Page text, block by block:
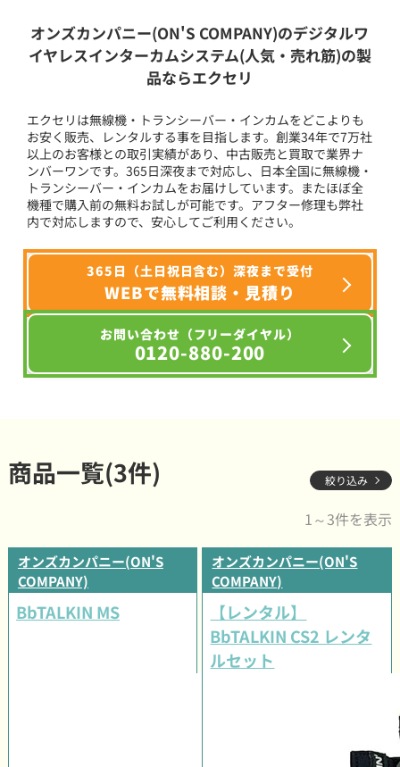
オンズカンパニー(ON'S COMPANY)のデジタルワ
イヤレスインターカムシステム(人気・売れ筋)の製
品ならエクセリ
エクセリは無線機・トランシーバー・インカムをどこよりも
お安く販売、レンタルする事を目指します。創業34年で7万社
以上のお客様との取引実績があり、中古販売と買取で業界ナ
ンバーワンです。365日深夜まで対応し、日本全国に無線機・
トランシーバー・インカムをお届けしています。またほぼ全
機種で購入前の無料お試しが可能です。アフター修理も弊社
内で対応しますので、安心してご利用ください。
365日（土日祝日含む）深夜まで受付
WEBで無料相談・見積り
お問い合わせ（フリーダイヤル）
0120-880-200
商品一覧(3件) 絞り込み
1～3件を表示
オンズカンパニー(ON'S
COMPANY)
BbTALKIN MS
オンズカンパニー(ON'S
COMPANY)
【レンタル】
BbTALKIN CS2 レンタ
ルセット